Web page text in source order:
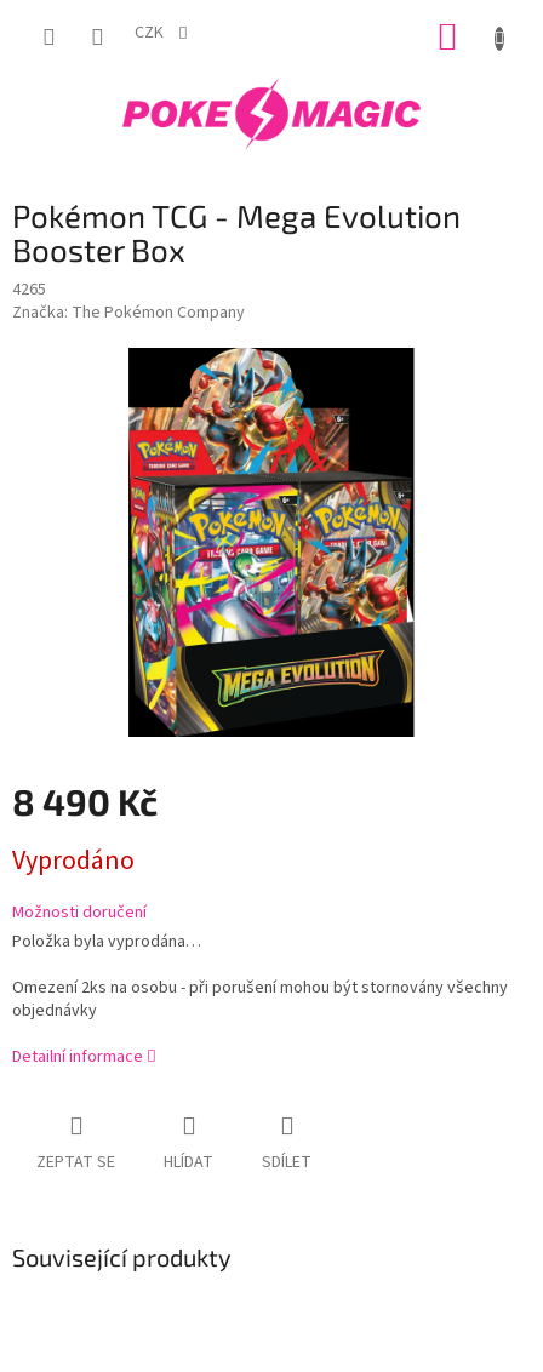
CZK
Pokémon TCG - Mega Evolution
Booster Box
4265
Značka: The Pokémon Company
8 490 Kč
cena:
Vyprodáno
Možnosti doručení
Položka byla vyprodána…
Omezení 2ks na osobu - při porušení mohou být stornovány všechny
objednávky
Detailní informace
ZEPTAT SE HLÍDAT SDÍLET
Související produkty